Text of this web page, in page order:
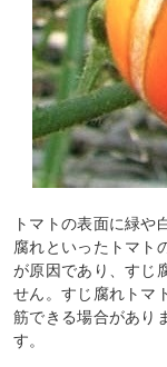
トマトの表面に緑や
腐れといったトマト
が原因であり、すじ
せん。すじ腐れトマ
筋できる場合があり
す。